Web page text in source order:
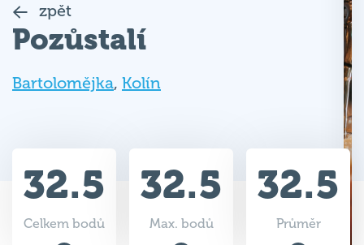
zpět
Pozůstalí
Bartolomějka, Kolín
32.5
Celkem bodů
32.5
Max. bodů
32.5
Průměr